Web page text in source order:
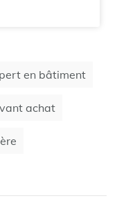
en bâtiment
achat